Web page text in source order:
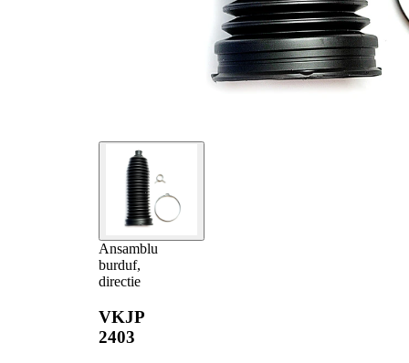
Ansamblu
burduf,
directie
VKJP
2403